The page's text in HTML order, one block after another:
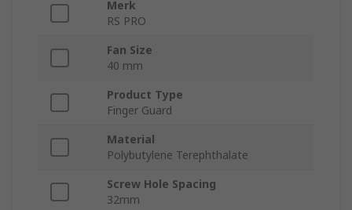
Merk
RS PRO
Fan Size
40 mm
Product Type
Finger Guard
Material
Polybutylene Terephthalate
Screw Hole Spacing
32mm